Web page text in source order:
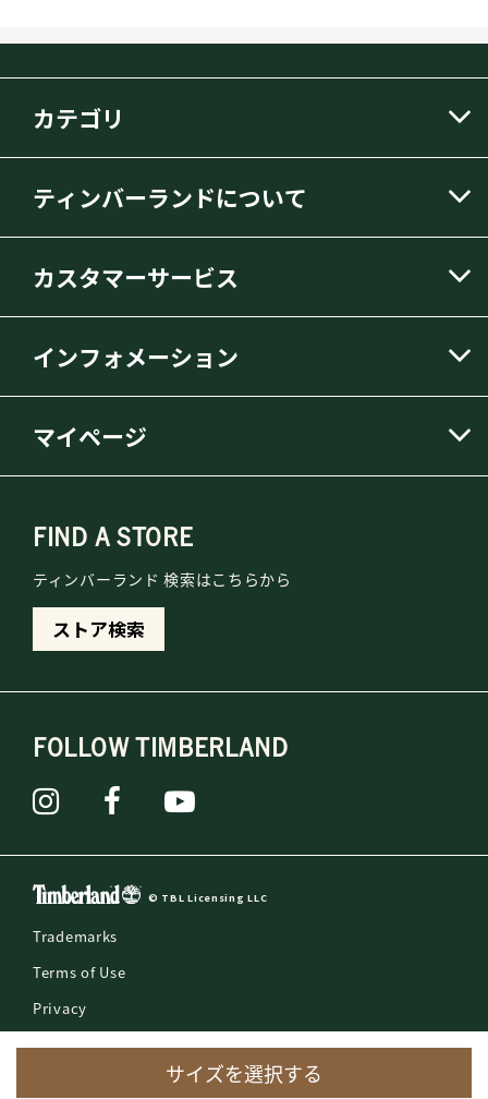
サイズを選択する
カテゴリ
ティンバーランドについて
カスタマーサービス
インフォメーション
マイページ
FIND A STORE
ティンバーランド 検索はこちらから
ストア検索
FOLLOW TIMBERLAND
© TBL Licensing LLC
Trademarks
Terms of Use
Privacy
Counterfeit Reporting